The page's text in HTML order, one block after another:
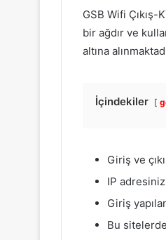
GSB Wifi Çıkış-
bir ağdır ve
altına
İçindekiler
Giriş ve
IP
Giriş
Bu